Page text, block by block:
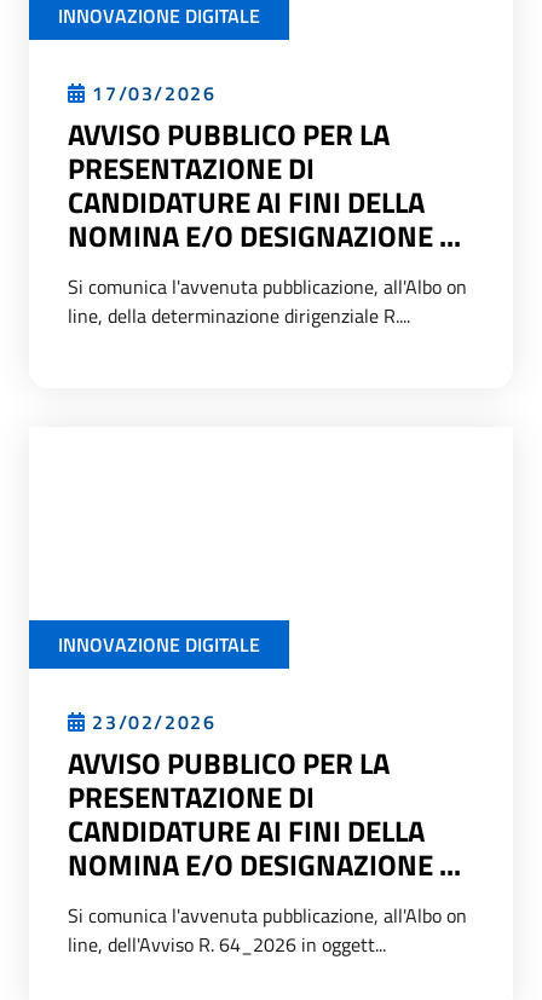
INNOVAZIONE DIGITALE
17/03/2026
AVVISO PUBBLICO PER LA
PRESENTAZIONE DI
CANDIDATURE AI FINI DELLA
NOMINA E/O DESIGNAZIONE ...
Si comunica l'avvenuta pubblicazione, all'Albo on
line, della determinazione dirigenziale R....
INNOVAZIONE DIGITALE
23/02/2026
AVVISO PUBBLICO PER LA
PRESENTAZIONE DI
CANDIDATURE AI FINI DELLA
NOMINA E/O DESIGNAZIONE ...
Si comunica l'avvenuta pubblicazione, all'Albo on
line, dell'Avviso R. 64_2026 in oggett...